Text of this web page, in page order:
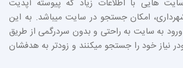
هایی با اطلاعات زیاد که پیوسته آپدیت
امکان جستجو در سایت میباشد. به این
به سایت به راحتی و بدون سردرگمی از طریق
نیاز خود را جستجو میکنند و زودتر به هدفشان